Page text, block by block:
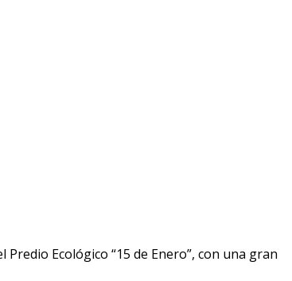
Ecológico “15 de Enero”, con una gran